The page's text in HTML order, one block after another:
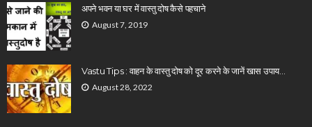
अपने भवन या घर में वास्तु दोष कैसे पहचाने
August 7, 2019
Vastu Tips : वाहन के वास्तु दोष को दूर करने के जानें खास उपाय…
August 28, 2022